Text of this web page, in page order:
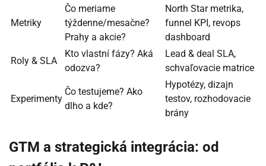
Metriky
Čo meriame
týždenne/mesačne?
Prahy a akcie?
North Star metrika,
funnel KPI, revops
dashboard
Roly & SLA
Kto vlastní fázy? Aká
odozva?
Lead & deal SLA,
schvaľovacie matrice
Experimenty
Čo testujeme? Ako
dlho a kde?
Hypotézy, dizajn
testov, rozhodovacie
brány
GTM a strategická integrácia: od